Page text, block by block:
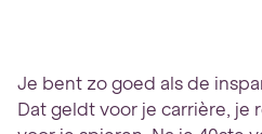
Je bent zo goed als de
Dat geldt voor je carrière, je